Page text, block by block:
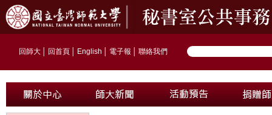
回師大 回首頁 English 電子報 聯絡我們